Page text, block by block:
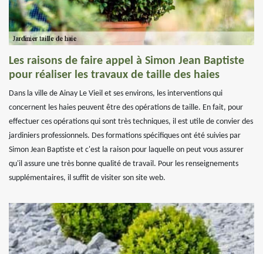
Les raisons de faire appel à Simon Jean Baptiste
pour réaliser les travaux de taille des haies
Dans la ville de Ainay Le Vieil et ses environs, les interventions qui
concernent les haies peuvent être des opérations de taille. En fait, pour
effectuer ces opérations qui sont très techniques, il est utile de convier des
jardiniers professionnels. Des formations spécifiques ont été suivies par
Simon Jean Baptiste et c'est la raison pour laquelle on peut vous assurer
qu'il assure une très bonne qualité de travail. Pour les renseignements
supplémentaires, il suffit de visiter son site web.